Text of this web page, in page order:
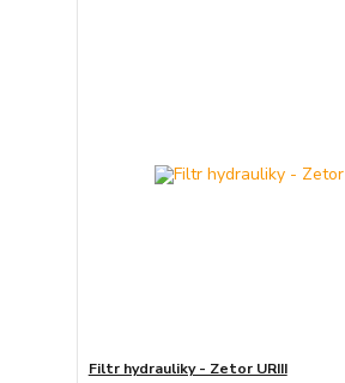
Filtr hydrauliky - Zetor URIII